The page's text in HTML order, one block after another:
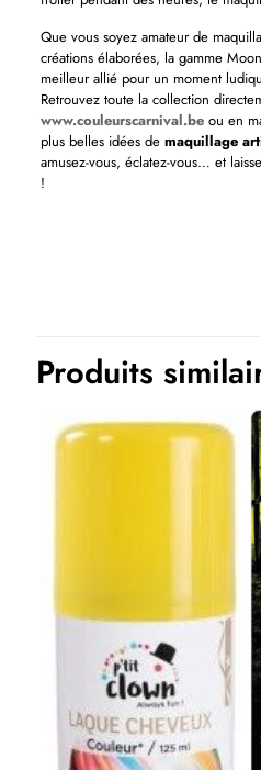
Que vous soyez amateur de
créations élaborées, la gamme
meilleur allié pour un moment
Retrouvez toute la collection
www.couleurscarnival.beou en
plus belles idées de maquillage
amusez-vous, éclatez-vous… et
!
Produits